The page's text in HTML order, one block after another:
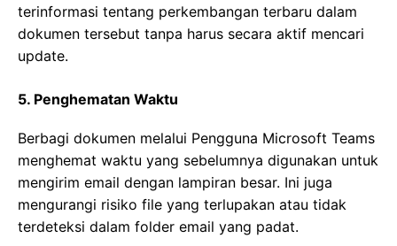
terinformasi tentang perkembangan terbaru dalam
dokumen tersebut tanpa harus secara aktif mencari
update.
5. Penghematan Waktu
Berbagi dokumen melalui Pengguna Microsoft Teams
menghemat waktu yang sebelumnya digunakan untuk
mengirim email dengan lampiran besar. Ini juga
mengurangi risiko file yang terlupakan atau tidak
terdeteksi dalam folder email yang padat.